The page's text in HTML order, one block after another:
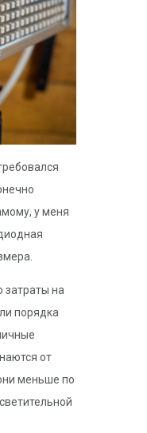
у меня
затраты на
порядка
от
меньше по